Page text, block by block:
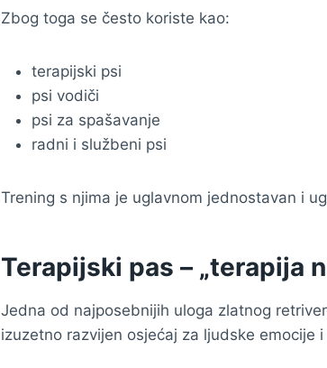
Zbog toga se često koriste kao:
terapijski psi
psi vodiči
psi za spašavanje
radni i službeni psi
Trening s njima je uglavnom jednostavan i
Terapijski pas – „terapija
Jedna od najposebnijih uloga zlatnog
izuzetno razvijen osjećaj za ljudske